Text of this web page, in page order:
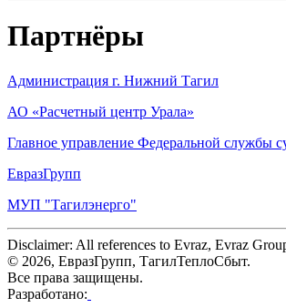
Партнёры
Администрация г. Нижний Тагил
АО «Расчетный центр Урала»
Главное управление Федеральной службы
ЕвразГрупп
МУП "Тагилэнерго"
Disclaimer: All references to Evraz, Evraz
© 2026, ЕвразГрупп, ТагилТеплоСбыт.
Все права защищены.
Разработано: